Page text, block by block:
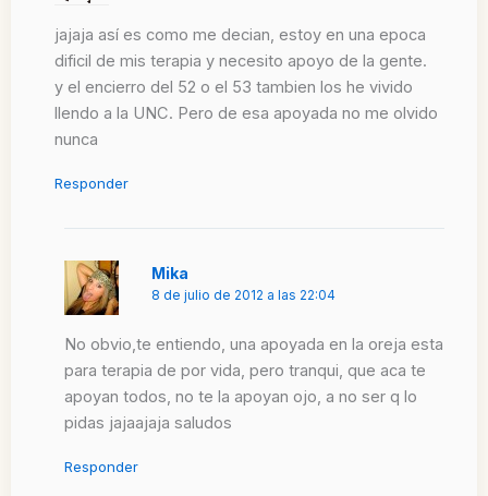
jajaja así es como me decian, estoy en una epoca
dificil de mis terapia y necesito apoyo de la gente.
y el encierro del 52 o el 53 tambien los he vivido
llendo a la UNC. Pero de esa apoyada no me olvido
nunca
Responder
Mika
8 de julio de 2012 a las 22:04
No obvio,te entiendo, una apoyada en la oreja esta
para terapia de por vida, pero tranqui, que aca te
apoyan todos, no te la apoyan ojo, a no ser q lo
pidas jajaajaja saludos
Responder